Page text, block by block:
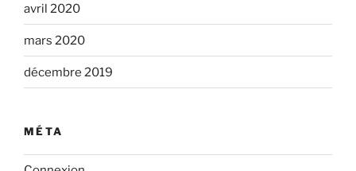
avril 2020
mars 2020
décembre 2019
MÉTA